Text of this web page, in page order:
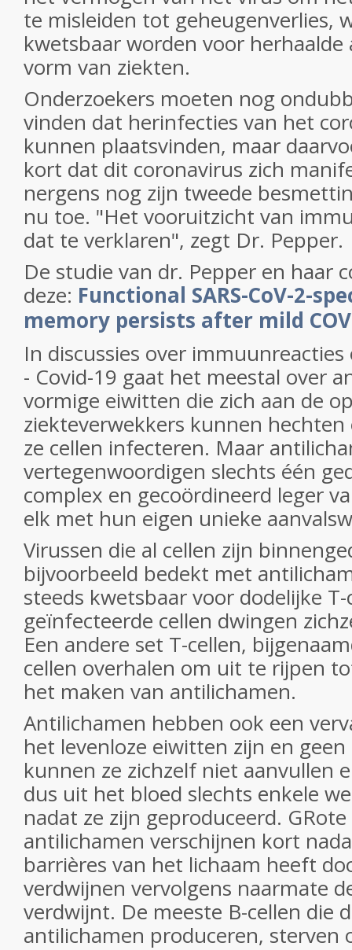
te misleiden tot geheugenverlies,
kwetsbaar worden voor herhaalde
vorm van ziekten.
Onderzoekers moeten nog
vinden dat herinfecties van het
kunnen plaatsvinden, maar
kort dat dit coronavirus zich
nergens nog zijn tweede
nu toe. "Het vooruitzicht van
dat te verklaren", zegt Dr. Pepper.
De studie van dr. Pepper en haar
deze: Functional SARS-CoV-2-
memory persists after mild
In discussies over
- Covid-19 gaat het meestal over
vormige eiwitten die zich aan de
ziekteverwekkers kunnen
ze cellen infecteren. Maar
vertegenwoordigen slechts één
complex en gecoördineerd leger
elk met hun eigen unieke
Virussen die al cellen zijn
bijvoorbeeld bedekt met
steeds kwetsbaar voor dodelijke
geïnfecteerde cellen dwingen
Een andere set T-cellen,
cellen overhalen om uit te rijpen
het maken van antilichamen.
Antilichamen hebben ook een
het levenloze eiwitten zijn en geen
kunnen ze zichzelf niet aanvullen
dus uit het bloed slechts enkele
nadat ze zijn geproduceerd.
antilichamen verschijnen kort
barrières van het lichaam heeft
verdwijnen vervolgens naarmate
verdwijnt. De meeste B-cellen die
antilichamen produceren, sterven